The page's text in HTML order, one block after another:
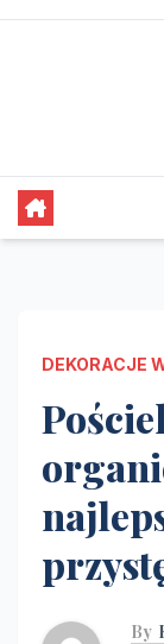
Skip
DEKORACJE
By